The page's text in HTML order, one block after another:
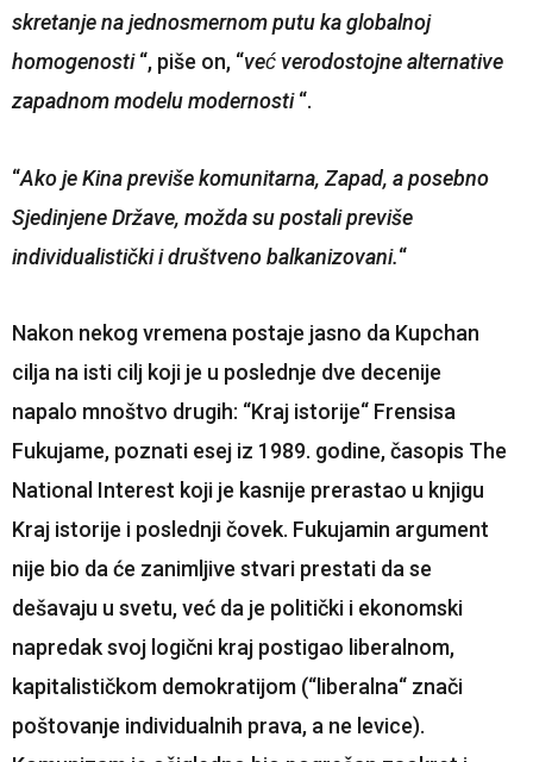
skretanje na jednosmernom putu ka globalnoj
homogenosti“, piše on, “već verodostojne alternative
zapadnom modelu modernosti“.
“Ako je Kina previše komunitarna, Zapad, a posebno
Sjedinjene Države, možda su postali previše
individualistički i društveno balkanizovani.“
Nakon nekog vremena postaje jasno da Kupchan
cilja na isti cilj koji je u poslednje dve decenije
napalo mnoštvo drugih: “Kraj istorije“ Frensisa
Fukujame, poznati esej iz 1989. godine, časopis The
National Interest koji je kasnije prerastao u knjigu
Kraj istorije i poslednji čovek. Fukujamin argument
nije bio da će zanimljive stvari prestati da se
dešavaju u svetu, već da je politički i ekonomski
napredak svoj logični kraj postigao liberalnom,
kapitalističkom demokratijom (“liberalna“ znači
poštovanje individualnih prava, a ne levice).